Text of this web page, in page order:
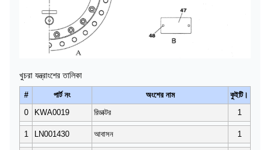
খুচরা যন্ত্রাংশের তালিকা
# পার্ট নং অংশের নাম
কুইটি।
0
KWA0019 রিডাক্টর 1
1 LN001430 আবাসন 1